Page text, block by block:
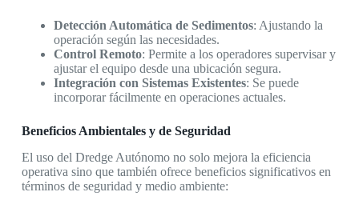
Detección Automática de Sedimentos: Ajustando la
operación según las necesidades.
Control Remoto: Permite a los operadores supervisar y
ajustar el equipo desde una ubicación segura.
Integración con Sistemas Existentes: Se puede
incorporar fácilmente en operaciones actuales.
Beneficios Ambientales y de Seguridad
El uso del Dredge Autónomo no solo mejora la eficiencia
operativa sino que también ofrece beneficios significativos en
términos de seguridad y medio ambiente: